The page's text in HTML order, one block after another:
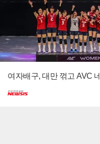
여자배구, 대만 꺾고 AVC